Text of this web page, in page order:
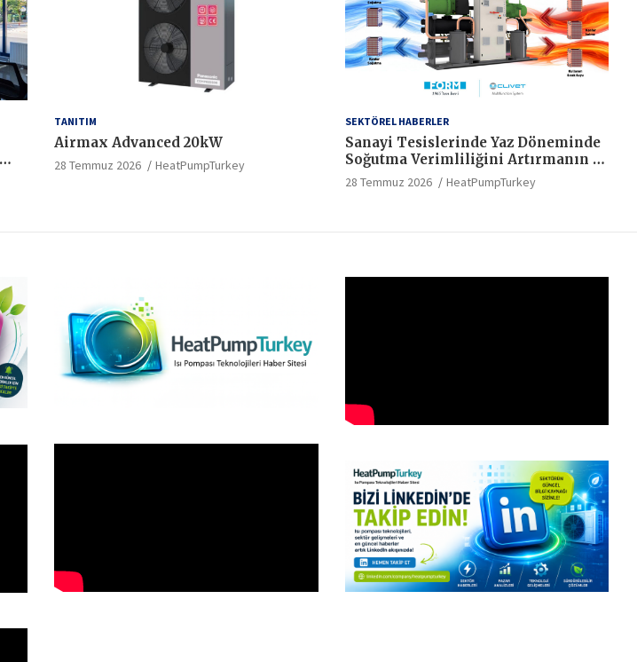
TANITIM
Airmax Advanced 20kW
28 Temmuz 2026 HeatPumpTurkey
SEKTÖREL HABERLER
Sanayi Tesislerinde Yaz Döneminde
Soğutma Verimliliğini Artırmanın 5
Kritik Yolu
28 Temmuz 2026 HeatPumpTurkey